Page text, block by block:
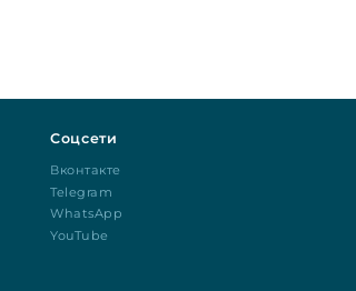
Соцсети
Вконтакте
Telegram
WhatsApp
YouTube